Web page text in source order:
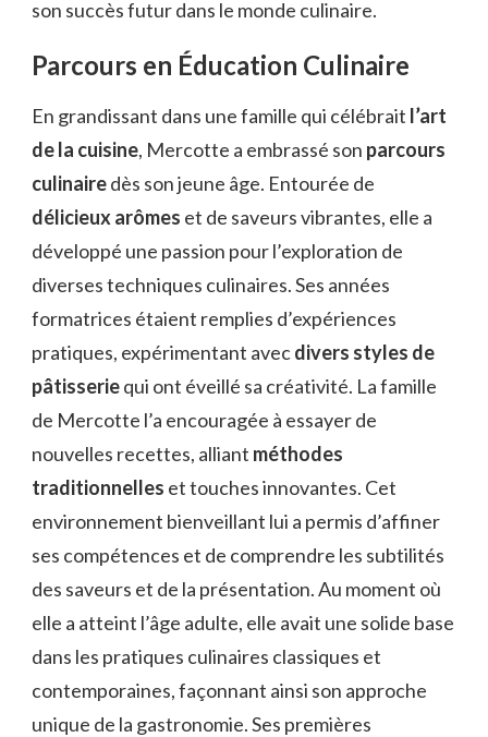
son succès futur dans le monde culinaire.
Parcours en Éducation Culinaire
En grandissant dans une famille qui célébrait l’art
de la cuisine, Mercotte a embrassé son parcours
culinairedès son jeune âge. Entourée de
délicieux arômes et de saveurs vibrantes, elle a
développé une passion pour l’exploration de
diverses techniques culinaires. Ses années
formatrices étaient remplies d’expériences
pratiques, expérimentant avecdivers styles de
pâtisseriequi ont éveillé sa créativité. La famille
de Mercotte l’a encouragée à essayer de
nouvelles recettes, alliant méthodes
traditionnelles et touches innovantes. Cet
environnement bienveillant lui a permis d’affiner
ses compétences et de comprendre les subtilités
des saveurs et de la présentation. Au moment où
elle a atteint l’âge adulte, elle avait une solide base
dans les pratiques culinaires classiques et
contemporaines, façonnant ainsi son approche
unique de la gastronomie. Ses premières